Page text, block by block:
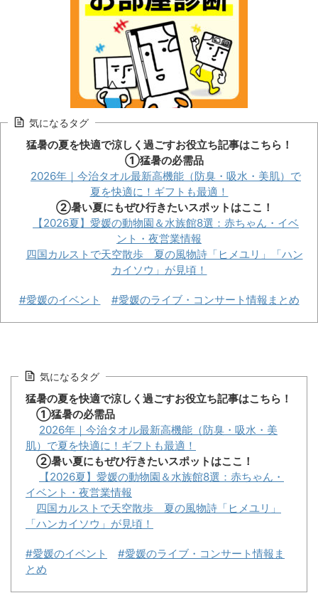
気になるタグ
猛暑の夏を快適で涼しく過ごすお役立ち記事はこちら！
①猛暑の必需品
2026年｜今治タオル最新高機能（防臭・吸水・美肌）で
夏を快適に！ギフトも最適！
②暑い夏にもぜひ行きたいスポットはここ！
【2026夏】愛媛の動物園＆水族館8選：赤ちゃん・イベ
ント・夜営業情報
四国カルストで天空散歩 夏の風物詩「ヒメユリ」「ハン
カイソウ」が見頃！
#愛媛のイベント #愛媛のライブ・コンサート情報まとめ
気になるタグ
猛暑の夏を快適で涼しく過ごすお役立ち記事はこちら！
①猛暑の必需品
2026年｜今治タオル最新高機能（防臭・吸水・美
肌）で夏を快適に！ギフトも最適！
②暑い夏にもぜひ行きたいスポットはここ！
【2026夏】愛媛の動物園＆水族館8選：赤ちゃん・
イベント・夜営業情報
四国カルストで天空散歩 夏の風物詩「ヒメユリ」
「ハンカイソウ」が見頃！
#愛媛のイベント
#愛媛のライブ・コンサート情報ま
とめ